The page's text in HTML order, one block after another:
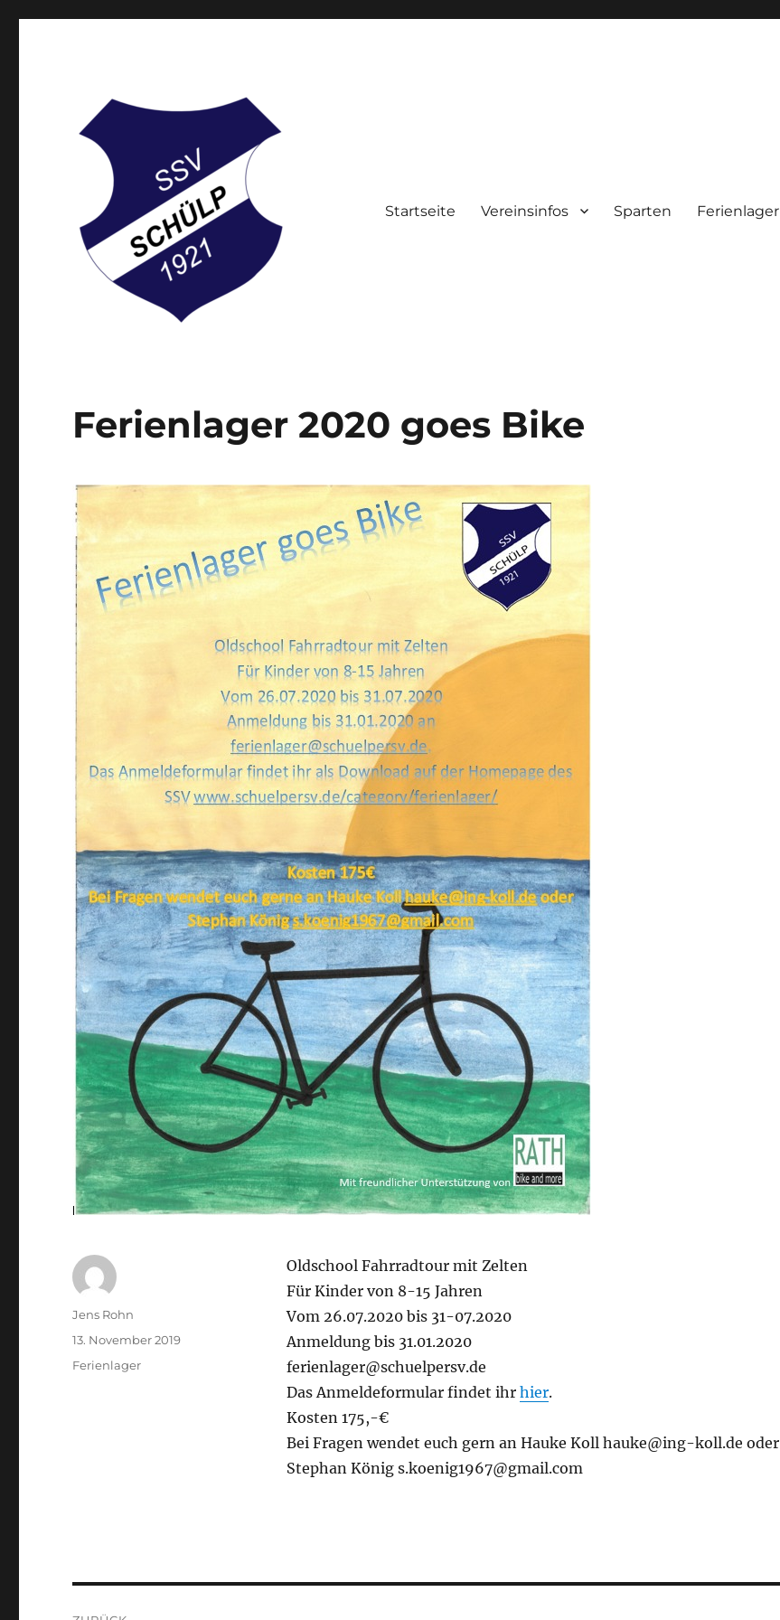
Startseite Vereinsinfos Sparten Ferienlager
Ferienlager 2020 goes Bike
Oldschool Fahrradtour mit Zelten
Für Kinder von 8-15 Jahren
Vom 26.07.2020 bis 31-07.2020
Anmeldung bis 31.01.2020
ferienlager@schuelpersv.de
Das Anmeldeformular findet ihr hier.
Kosten 175,-€
Bei Fragen wendet euch gern an Hauke Koll hauke@ing-koll.de oder
Stephan König s.koenig1967@gmail.com
Autor
Jens Rohn
Veröffentlicht
13. November 2019
Kategorien
Ferienlager